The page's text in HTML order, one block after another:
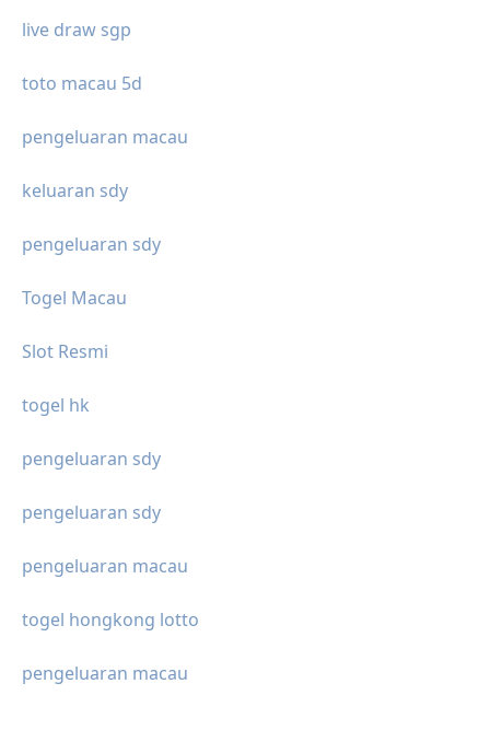
live draw sgp
toto macau 5d
pengeluaran macau
keluaran sdy
pengeluaran sdy
Togel Macau
Slot Resmi
togel hk
pengeluaran sdy
pengeluaran sdy
pengeluaran macau
togel hongkong lotto
pengeluaran macau